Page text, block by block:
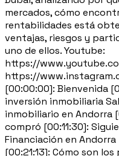
mercados, cómo
rentabilidades está
ventajas, riesgos y
uno de ellos. Youtube:
https://
https://
[00:00:00]: Bienvenida
inversión inmobiliaria
inmobiliario en Andorra
compró [00:11:30]:
Financiación en
[00:21:13]: Cómo son